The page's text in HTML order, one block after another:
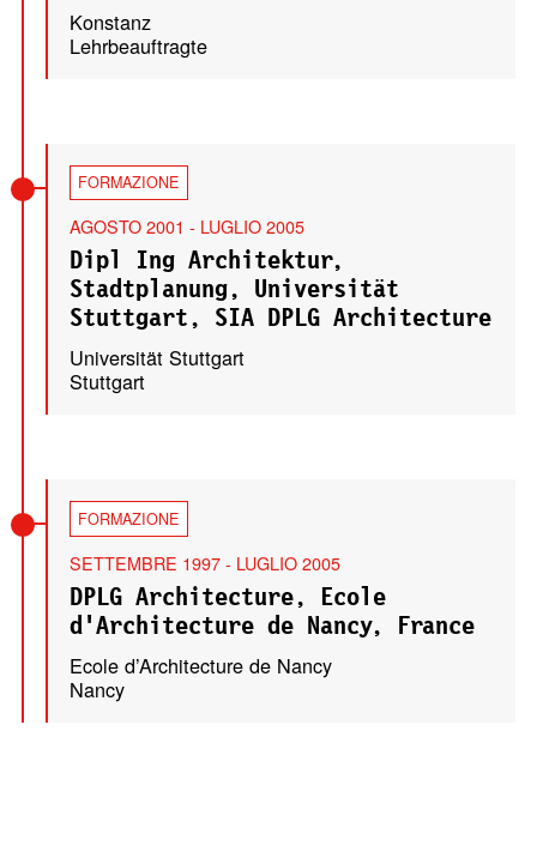
Konstanz
Lehrbeauftragte
FORMAZIONE
AGOSTO 2001 - LUGLIO 2005
Dipl Ing Architektur,
Stadtplanung, Universität
Stuttgart, SIA DPLG Architecture
Universität Stuttgart
Stuttgart
FORMAZIONE
SETTEMBRE 1997 - LUGLIO 2005
DPLG Architecture, Ecole
d’Architecture de Nancy, France
Ecole d’Architecture de Nancy
Nancy